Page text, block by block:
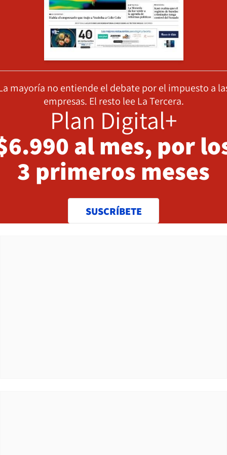
mayoría no entiende el debate por el impuesto a
empresas. El resto lee La Tercera.
Plan Digital+
al mes, por
3 primeros meses
SUSCRÍBETE